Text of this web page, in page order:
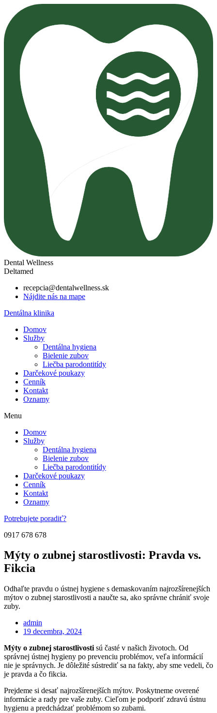
Preskočiť
obsah
Dental Wellness
Deltamed
recepcia@dentalwellness.sk
Nájdite nás na mape
Dentálna klinika
Domov
Služby
Dentálna hygiena
Bielenie zubov
Liečba parodontitídy
Darčekové poukazy
Cenník
Kontakt
Oznamy
Menu
Domov
Služby
Dentálna hygiena
Bielenie zubov
Liečba parodontitídy
Darčekové poukazy
Cenník
Kontakt
Oznamy
Potrebujete poradiť?
0917 678 678
Mýty o zubnej starostlivosti: Pravda vs.
Fikcia
Odhaľte pravdu o ústnej hygiene s demaskovaním najrozšírenejších
mýtov o zubnej starostlivosti a naučte sa, ako správne chrániť svoje
zuby.
admin
19 decembra, 2024
Mýty o zubnej starostlivosti sú časté v našich životoch. Od
správnej ústnej hygieny po prevenciu problémov, veľa informácií
nie je správnych. Je dôležité sústrediť sa na fakty, aby sme vedeli, čo
je pravda a čo fikcia.
Prejdeme si desať najrozšírenejších mýtov. Poskytneme overené
informácie a rady pre vaše zuby. Cieľom je podporiť zdravú ústnu
hygienu a predchádzať problémom so zubami.